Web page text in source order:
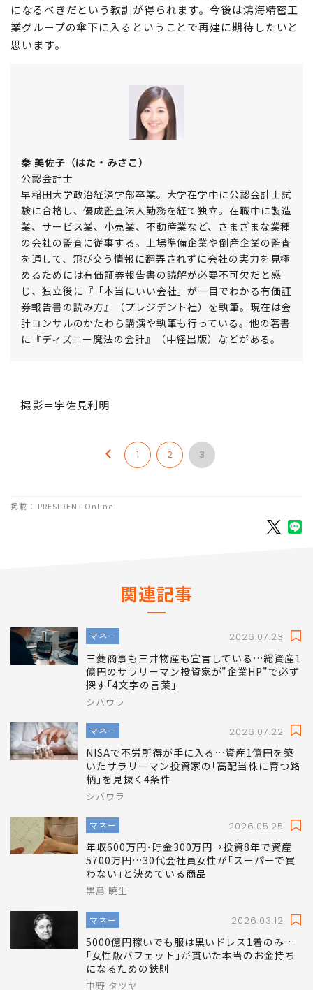
になるべきだという教訓が得られます。今後は鴻海精密工
業グループの傘下に入るということで再建に期待したいと
思います。
秦 美佐子（はた・みさこ）
公認会計士
早稲田大学政治経済学部卒業。大学在学中に公認会計士試
験に合格し、優成監査法人勤務を経て独立。在職中に製造
業、サービス業、小売業、不動産業など、さまざまな業種
の会社の監査に従事する。上場準備企業や倒産企業の監査
を通して、飛び交う情報に翻弄されずに会社の実力を見極
めるためには有価証券報告書の読解が必要不可欠だと感
じ、独立後に『「本当にいい会社」が一目でわかる有価証
券報告書の読み方』（プレジデント社）を執筆。現在は会
計コンサルのかたわら講演や執筆も行っている。他の著書
に『ディズニー魔法の会計』（中経出版）などがある。
撮影＝宇佐見利明
1 2 3
掲載： PRESIDENT Online
関連記事
マネー 2026.07.23
三菱商事も三井物産も宣言している…総資産1
億円のサラリーマン投資家が"企業HP"で必ず
探す｢4文字の言葉｣
シバウラ
マネー 2026.07.22
NISAで不労所得が手に入る…資産1億円を築
いたサラリーマン投資家の｢高配当株に育つ銘
柄｣を見抜く4条件
シバウラ
マネー 2026.05.25
年収600万円･貯金300万円→投資8年で資産
5700万円…30代会社員女性が｢スーパーで買
わない｣と決めている商品
黒島 暁生
マネー 2026.03.12
5000億円稼いでも服は黒いドレス1着のみ…
｢女性版バフェット｣が貫いた本当のお金持ち
になるための鉄則
中野 タツヤ